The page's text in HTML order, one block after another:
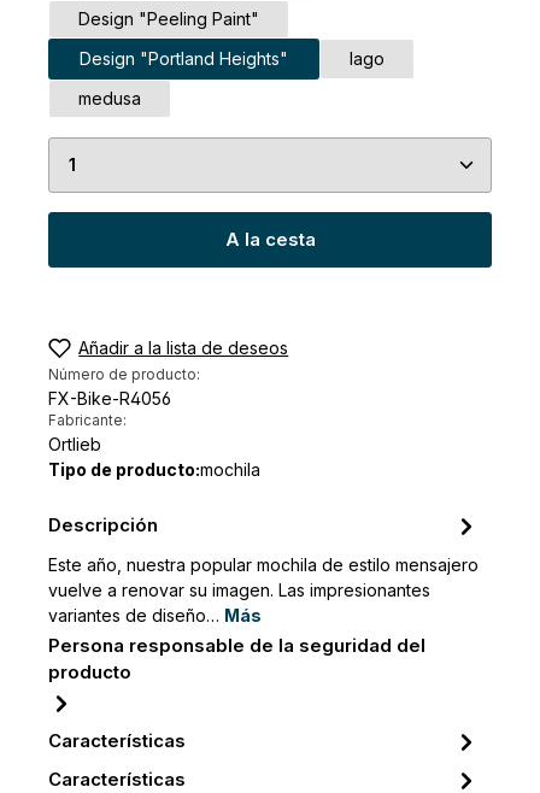
Design "Peeling Paint"
Design "Portland Heights"
lago
medusa
Cantidad del producto: introduce la cantidad
A la cesta
Añadir a la lista de deseos
Número de producto:
FX-Bike-R4056
Fabricante:
Ortlieb
Tipo de producto:mochila
Descripción
Este año, nuestra popular mochila de estilo mensajero
vuelve a renovar su imagen. Las impresionantes
variantes de diseño… Más
Persona responsable de la seguridad del
producto
Características
Características